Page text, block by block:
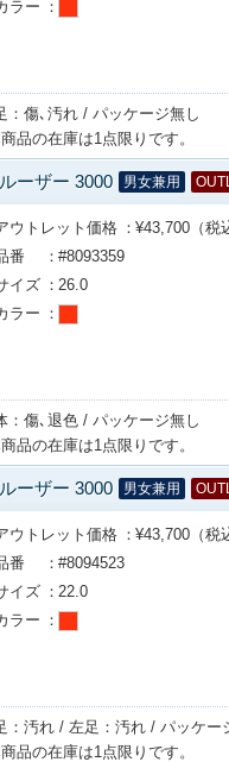
ラー
：傷､汚れ / パッケージ無し
品の在庫は1点限りです。
ーザー 3000 男女兼用
ウトレット価格
¥43,700（税
番
#8093359
イズ
26.0
ラー
：傷､退色 / パッケージ無し
品の在庫は1点限りです。
ーザー 3000 男女兼用
ウトレット価格
¥43,700（税
番
#8094523
イズ
22.0
ラー
：汚れ / 左足：汚れ / パッケー
品の在庫は1点限りです。